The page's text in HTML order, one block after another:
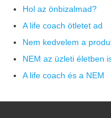
Hol az önbizalmad?
A life coach ötletet ad
Nem kedvelem a
NEM az üzleti életben
A life coach és a NEM